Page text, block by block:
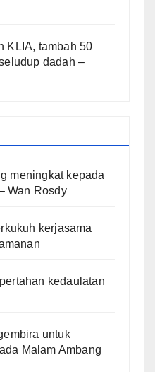
KLIA, tambah 50
dadah –
meningkat kepada
Wan Rosdy
kerjasama
kedaulatan
untuk
Malam Ambang